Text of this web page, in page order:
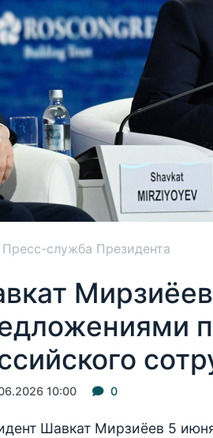
служба Президента
10:00 0
Шавкат Мирзиёев 5